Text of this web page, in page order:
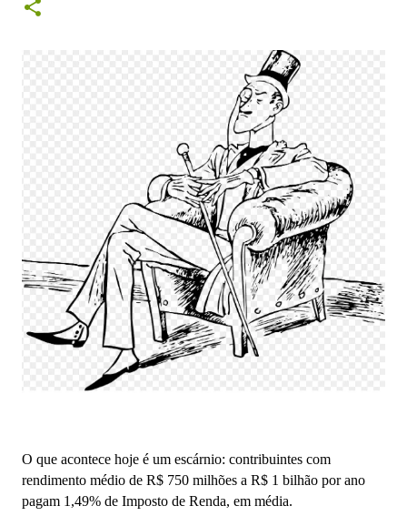
O que acontece hoje é um escárnio: contribuintes com
rendimento médio de R$ 750 milhões a R$ 1 bilhão por ano
pagam 1,49% de Imposto de Renda, em média.